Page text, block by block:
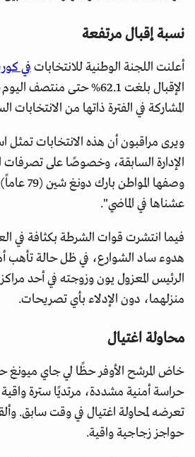
نسبة إقبال مرتفعة
أعلنت اللجنة الوطنية للانتخاباتفي
الإقبال بلغت 62.1% حتى
المشاركة في الفترة ذاتها من الانتخابات
ويرى مراقبون أن هذه الانتخابات تمثل
الإدارة السابقة، وخصوصًا على تصرفات
وصفها
عشناها في الماضي".
فيما انتشرت قوات الشرطة بكثافة
هدوء ساد الشوارع، في ظل حالة
الرئيس المعزول يون وزوجته في أحد مراكز
منزلهما، دون الإدلاء بأي تصريحات.
محاولة اغتيال
خاض المرشح الأوفر حظًا لي جاي ميونغ
حراسة أمنية مشددة، مرتديًا سترة
تعرضه لمحاولة اغتيال في وقت سابق.
حواجز زجاجية واقية.